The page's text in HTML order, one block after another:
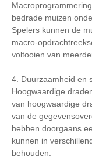
bedrade muizen
Spelers kunnen de
macro-
voltooien van
4. Duurzaamheid en
Hoogwaardige
van hoogwaardige
van de
hebben doorgaans
kunnen in
behouden.